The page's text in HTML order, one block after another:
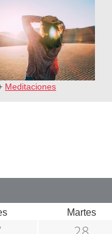
Meditaciones
Martes